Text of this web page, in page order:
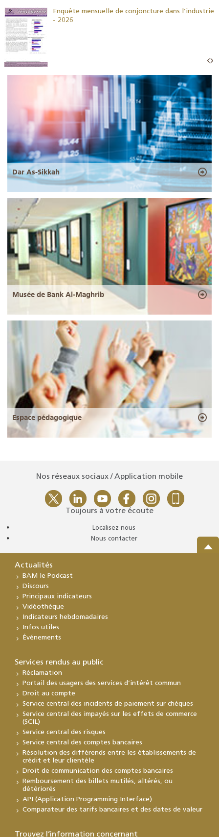
Enquête mensuelle de conjoncture dans l’industrie
- 2026
Dar As-Sikkah
Musée de Bank Al-Maghrib
Espace pédagogique
Nos réseaux sociaux / Application mobile
Toujours à votre écoute
Localisez nous
Nous contacter
Actualités
BAM le Podcast
Discours
Principaux indicateurs
Vidéothèque
Indicateurs hebdomadaires
Infos utiles
Événements
Services rendus au public
Réclamation
Portail des usagers des services d’intérêt commun
Droit au compte
Service central des incidents de paiement sur chèques
Service central des impayés sur les effets de commerce
(SCIL)
Service central des risques
Service central des comptes bancaires
Résolution des différends entre les établissements de
crédit et leur clientèle
Droit de communication des comptes bancaires
Remboursement des billets mutilés, altérés, ou
détériorés
API (Application Programming Interface)
Comparateur des tarifs bancaires et des dates de valeur
Trouvez l’information concernant